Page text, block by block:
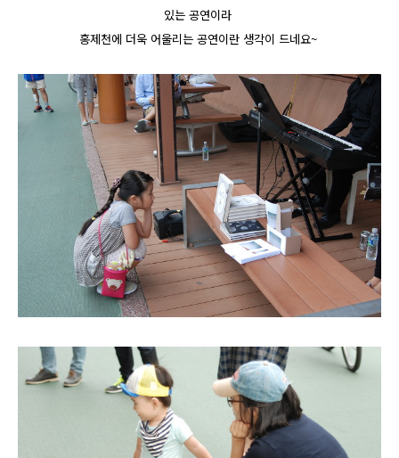
있는 공연이라
홍제천에 더욱 어울리는 공연이란 생각이 드네요~